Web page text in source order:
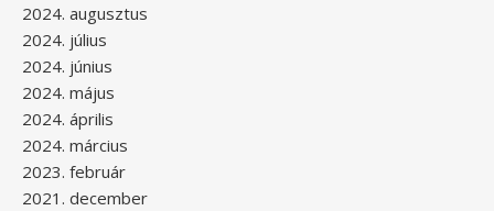
2024. augusztus
2024. július
2024. június
2024. május
2024. április
2024. március
2023. február
2021. december